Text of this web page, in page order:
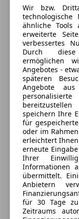
Extras
Alufelgen
Sportpaket
Sportsitze
Touchscreen
Ambientes Licht
BMW Live
Einparkhilfe
Charging)
Keyless Entry
Control
Komfortzugang
Lenkrad
Lenkrad heizbar
Lenkradheizung
M
M
M
Radioempfang
Service
Geschlossen
Öffnet um 7:30
Griesauweg 32
6020
Kontakt
Manfred
Anbieter
Deine Nachricht
Wir bzw.
ähnliche Tools
erweiterte
verbessertes
Durch diese
ermöglichen
Angebotes -
späteren
Angebote
speichern Ihre
für
oder im
erleichtert
erneute
Ihrer
Informationen
übermittelt.
Anbietern
für 30 Tage
Zeitraums